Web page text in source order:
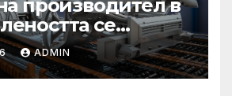
производител в
се
с 0,7% в
и с 0,5% в ЕС
ADMIN